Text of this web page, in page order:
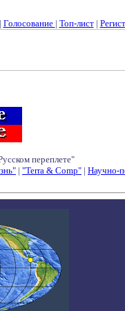
Голосование | Топ-лист|
переплете"
| "Terra & Comp" | Научно-